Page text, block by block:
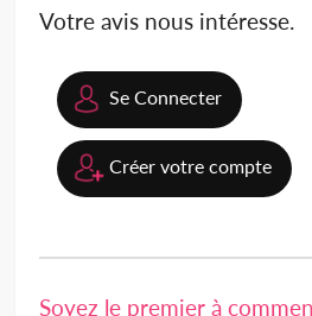
Votre avis nous intéresse.
Se Connecter
Créer votre compte
Soyez le premier à